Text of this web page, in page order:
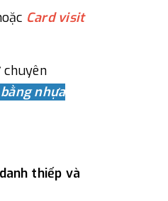
Card visit
chuyên
nhựa
thiếp và